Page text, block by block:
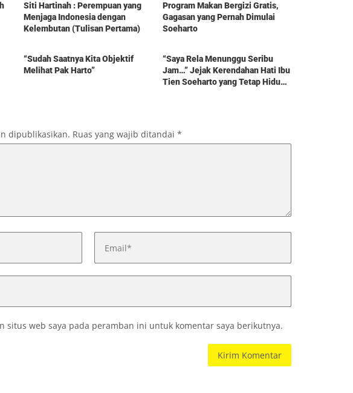
Siti Hartinah : Perempuan yang
Menjaga Indonesia dengan
Kelembutan (Tulisan Pertama)
Program Makan Bergizi Gratis,
Gagasan yang Pernah Dimulai
Soeharto
“Sudah Saatnya Kita Objektif
Melihat Pak Harto”
“Saya Rela Menunggu Seribu
Jam…” Jejak Kerendahan Hati Ibu
Tien Soeharto yang Tetap Hidup
dipublikasikan. Ruas yang wajib ditandai *
situs web saya pada peramban ini untuk komentar saya berikutnya.